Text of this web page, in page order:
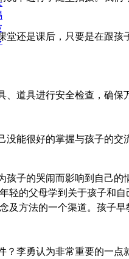
堂还是课后，只要是在跟
、道具进行安全检查，确保
能很好的掌握与孩子的交
孩子的哭闹而影响到自己
轻的父母学到关于孩子和
及方法的一个渠道。孩子
？李勇认为非常重要的一